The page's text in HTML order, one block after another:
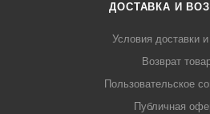
ДОСТАВКА И
Условия доставки
Возврат
Пользовательское
Публичная